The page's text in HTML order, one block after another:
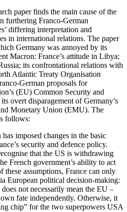
paper finds the main cause of the
fur­thering Franco-German
differing interpretation and
in international relations. The paper
Germany was an­noyed by its
Macron: France’s attitude in Libya;
its confrontational relations with
Atlantic Treaty Organisation
German proposals for
(EU) Common Security and
overt dis­paragement of Germany’s
Monetary Union (EMU). The
follows:
imposed changes in the basic
secu­rity and defence policy.
that the US is withdrawing
French government’s ability to act
assumptions, France can only
Euro­pean political decision-making:
not necessarily mean the EU –
fate independently. Other­wise, it
chip” for the two superpowers USA